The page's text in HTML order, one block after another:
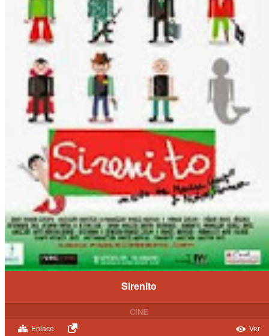
Sirenito
CINE
Enlace Ver